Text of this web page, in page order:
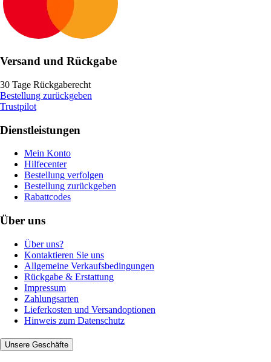
Versand und Rückgabe
30 Tage Rückgaberecht
Bestellung zurückgeben
Trustpilot
Dienstleistungen
Mein Konto
Hilfecenter
Bestellung verfolgen
Bestellung zurückgeben
Rabattcodes
Über uns
Über uns?
Kontaktieren Sie uns
Allgemeine Verkaufsbedingungen
Rückgabe & Erstattung
Impressum
Zahlungsarten
Lieferkosten und Versandoptionen
Hinweis zum Datenschutz
Unsere Geschäfte